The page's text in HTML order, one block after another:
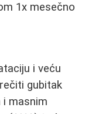
1x mesečno
i veću
gubitak
i masnim